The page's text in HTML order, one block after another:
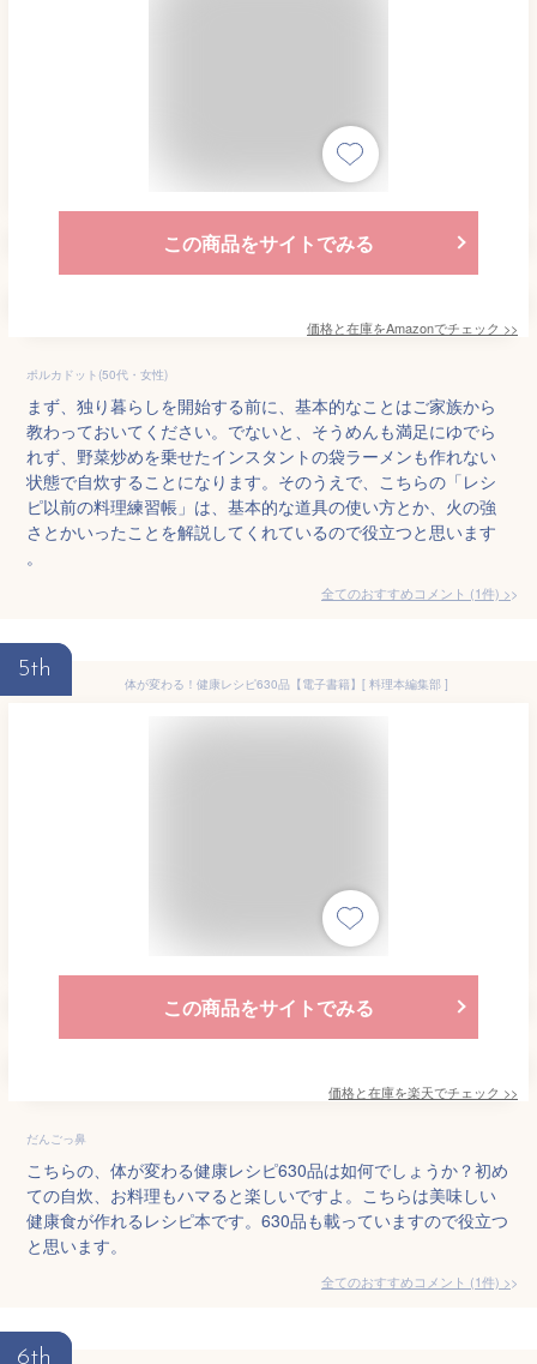
この商品をサイトでみる
価格と在庫をAmazonでチェック >>
ポルカドット(50代・女性)
まず、独り暮らしを開始する前に、基本的なことはご家族から
教わっておいてください。でないと、そうめんも満足にゆでら
れず、野菜炒めを乗せたインスタントの袋ラーメンも作れない
状態で自炊することになります。そのうえで、こちらの「レシ
ピ以前の料理練習帳」は、基本的な道具の使い方とか、火の強
さとかいったことを解説してくれているので役立つと思います
。
全てのおすすめコメント (1件) >
5th
体が変わる！健康レシピ630品【電子書籍】[ 料理本編集部 ]
この商品をサイトでみる
価格と在庫を楽天でチェック >>
だんごっ鼻
こちらの、体が変わる健康レシピ630品は如何でしょうか？初め
ての自炊、お料理もハマると楽しいですよ。こちらは美味しい
健康食が作れるレシピ本です。630品も載っていますので役立つ
と思います。
全てのおすすめコメント (1件) >
6th